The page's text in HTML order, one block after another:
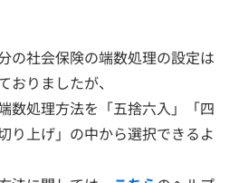
の社会保険の端数処理の設定は
おりましたが、
数処理方法を「五捨六入」「四
り上げ」の中から選択できるよ